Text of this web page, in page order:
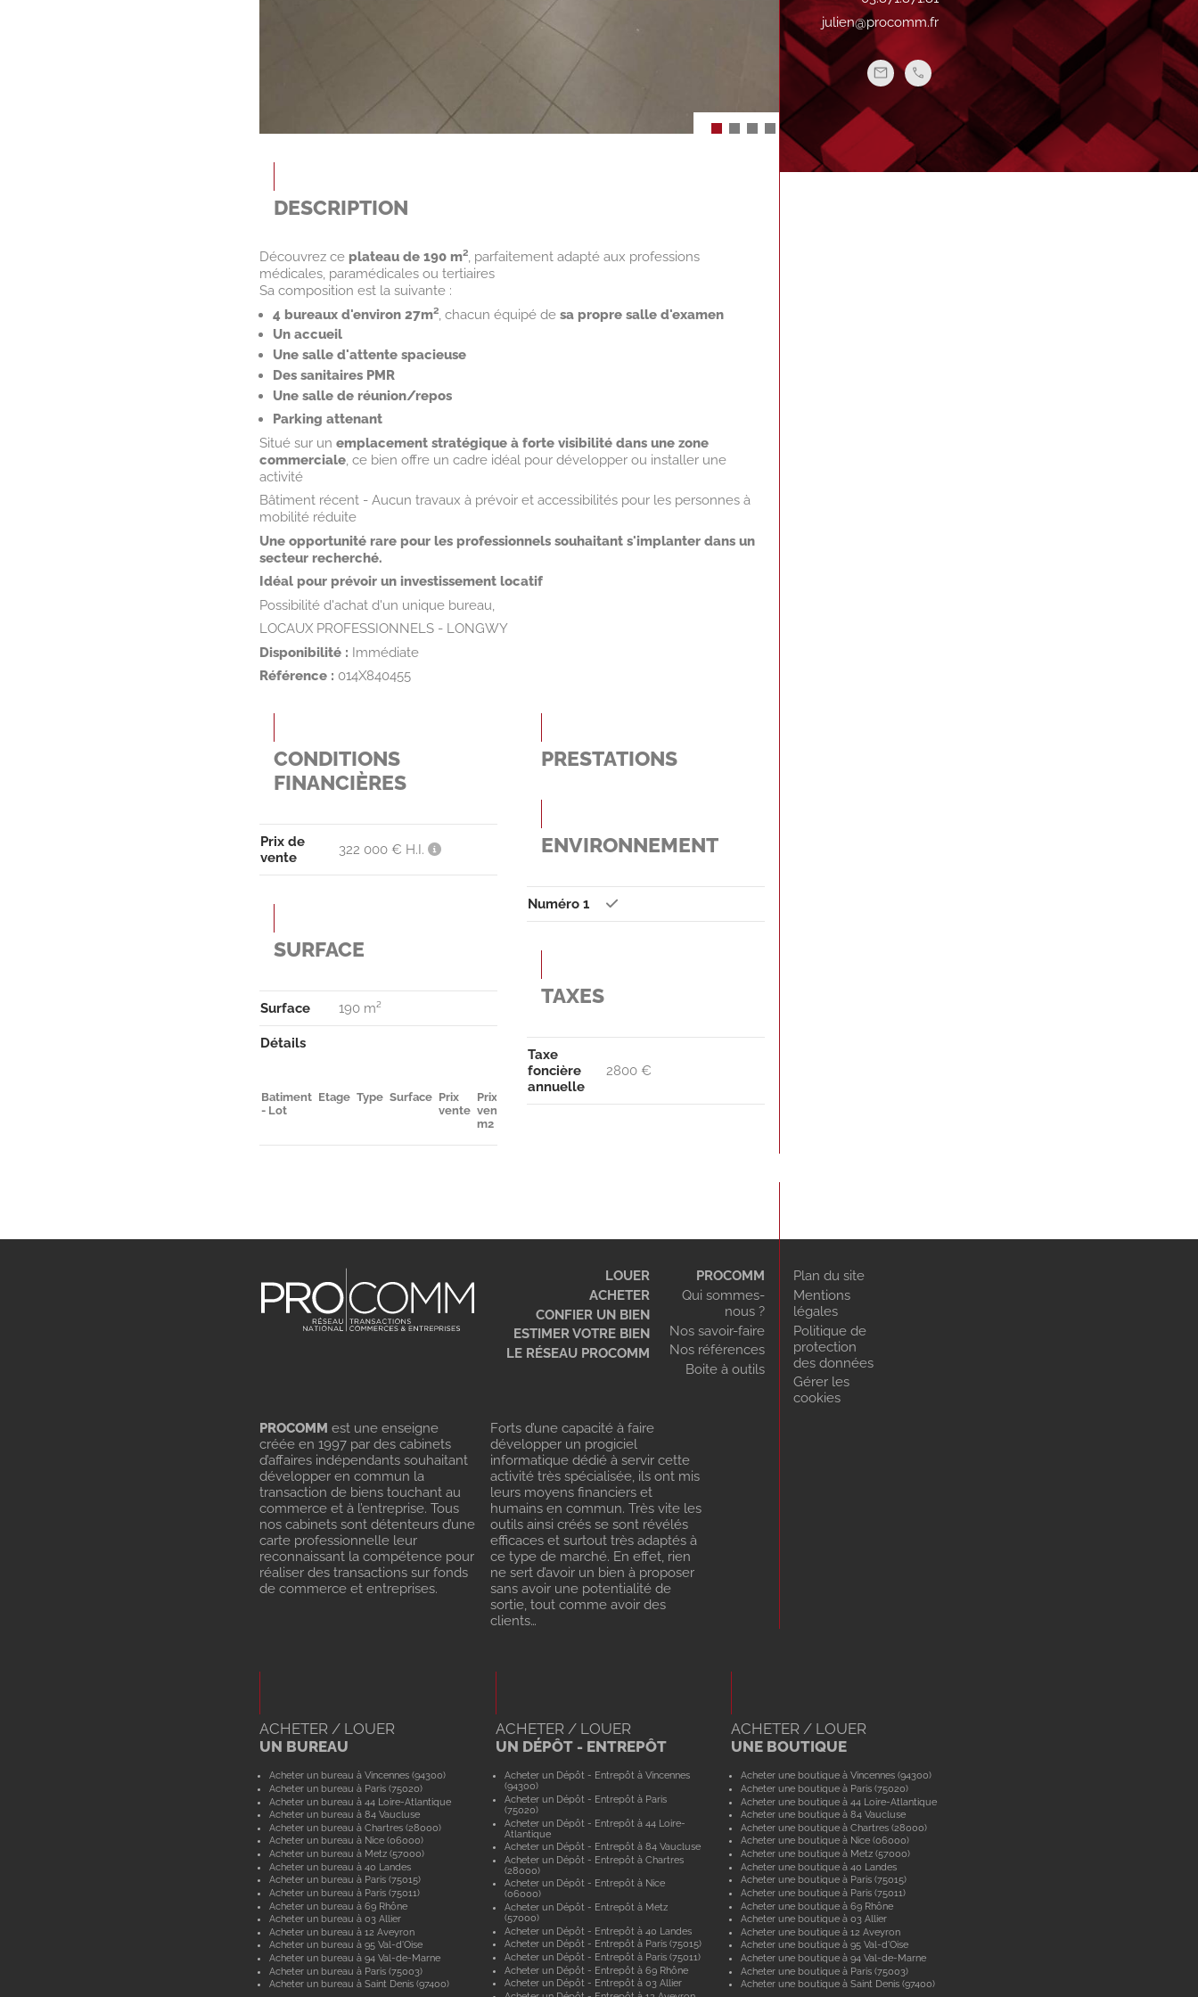
DESCRIPTION
Découvrez ce plateau de 190 m², parfaitement adapté aux professions
médicales, paramédicales ou tertiaires
Sa composition est la suivante :
4 bureaux d'environ 27m² , chacun équipé desa propre salle d'examen
Un accueil
Une salle d'attente spacieuse
Des sanitaires PMR
Une salle de réunion/repos
Parking attenant
Situé sur unemplacement stratégique à forte visibilité dans une zone
commerciale , ce bien offre un cadre idéal pour développer ou installer une
activité
Bâtiment récent - Aucun travaux à prévoir et accessibilités pour les personnes à
mobilité réduite
Une opportunité rare pour les professionnels souhaitant s'implanter dans un
secteur recherché.
Idéal pour prévoir un investissement locatif
Possibilité d'achat d'un unique bureau,
LOCAUX PROFESSIONNELS - LONGWY
Disponibilité : Immédiate
Référence : 014X840455
CONDITIONS
FINANCIÈRES
Prix de
vente
322 000 € H.I.
SURFACE
Surface 190 m²
Détails
Batiment
- Lot
Etage Type Surface Prix
vente
Prix
vente
m2
PRESTATIONS
ENVIRONNEMENT
Numéro 1
TAXES
Taxe
foncière
annuelle
2800 €
julien@procomm.fr
LOUER
ACHETER
CONFIER UN BIEN
ESTIMER VOTRE BIEN
LE RÉSEAU PROCOMM
PROCOMM
Qui sommes-
nous ?
Nos savoir-faire
Nos références
Boite à outils
Plan du site
Mentions
légales
Politique de
protection
des données
Gérer les
cookies
PROCOMM est une enseigne
créée en 1997 par des cabinets
d’affaires indépendants souhaitant
développer en commun la
transaction de biens touchant au
commerce et à l’entreprise. Tous
nos cabinets sont détenteurs d’une
carte professionnelle leur
reconnaissant la compétence pour
réaliser des transactions sur fonds
de commerce et entreprises.
Forts d’une capacité à faire
développer un progiciel
informatique dédié à servir cette
activité très spécialisée, ils ont mis
leurs moyens financiers et
humains en commun. Très vite les
outils ainsi créés se sont révélés
efficaces et surtout très adaptés à
ce type de marché. En effet, rien
ne sert d’avoir un bien à proposer
sans avoir une potentialité de
sortie, tout comme avoir des
clients…
ACHETER / LOUER
UN BUREAU
Acheter un bureau à Vincennes (94300)
Acheter un bureau à Paris (75020)
Acheter un bureau à 44 Loire-Atlantique
Acheter un bureau à 84 Vaucluse
Acheter un bureau à Chartres (28000)
Acheter un bureau à Nice (06000)
Acheter un bureau à Metz (57000)
Acheter un bureau à 40 Landes
Acheter un bureau à Paris (75015)
Acheter un bureau à Paris (75011)
Acheter un bureau à 69 Rhône
Acheter un bureau à 03 Allier
Acheter un bureau à 12 Aveyron
Acheter un bureau à 95 Val-d'Oise
Acheter un bureau à 94 Val-de-Marne
Acheter un bureau à Paris (75003)
Acheter un bureau à Saint Denis (97400)
ACHETER / LOUER
UN DÉPÔT - ENTREPÔT
Acheter un Dépôt - Entrepôt à Vincennes
(94300)
Acheter un Dépôt - Entrepôt à Paris
(75020)
Acheter un Dépôt - Entrepôt à 44 Loire-
Atlantique
Acheter un Dépôt - Entrepôt à 84 Vaucluse
Acheter un Dépôt - Entrepôt à Chartres
(28000)
Acheter un Dépôt - Entrepôt à Nice
(06000)
Acheter un Dépôt - Entrepôt à Metz
(57000)
Acheter un Dépôt - Entrepôt à 40 Landes
Acheter un Dépôt - Entrepôt à Paris (75015)
Acheter un Dépôt - Entrepôt à Paris (75011)
Acheter un Dépôt - Entrepôt à 69 Rhône
Acheter un Dépôt - Entrepôt à 03 Allier
ACHETER / LOUER
UNE BOUTIQUE
Acheter une boutique à Vincennes (94300)
Acheter une boutique à Paris (75020)
Acheter une boutique à 44 Loire-Atlantique
Acheter une boutique à 84 Vaucluse
Acheter une boutique à Chartres (28000)
Acheter une boutique à Nice (06000)
Acheter une boutique à Metz (57000)
Acheter une boutique à 40 Landes
Acheter une boutique à Paris (75015)
Acheter une boutique à Paris (75011)
Acheter une boutique à 69 Rhône
Acheter une boutique à 03 Allier
Acheter une boutique à 12 Aveyron
Acheter une boutique à 95 Val-d'Oise
Acheter une boutique à 94 Val-de-Marne
Acheter une boutique à Paris (75003)
Acheter une boutique à Saint Denis (97400)